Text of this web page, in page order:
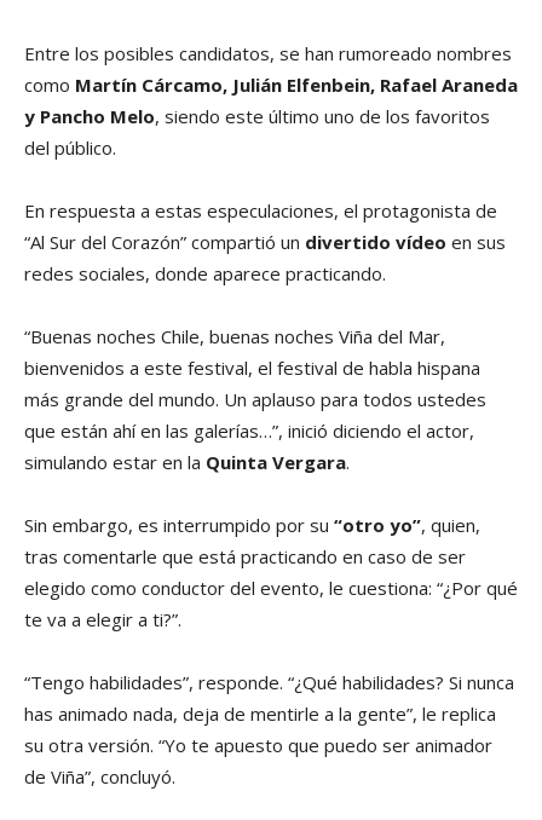
Entre los posibles candidatos, se han rumoreado nombres
como Martín Cárcamo, Julián Elfenbein, Rafael Araneda
y Pancho Melo, siendo este último uno de los favoritos
del público.
En respuesta a estas especulaciones, el protagonista de
“Al Sur del Corazón” compartió un divertido vídeo en sus
redes sociales, donde aparece practicando.
“Buenas noches Chile, buenas noches Viña del Mar,
bienvenidos a este festival, el festival de habla hispana
más grande del mundo. Un aplauso para todos ustedes
que están ahí en las galerías…”, inició diciendo el actor,
simulando estar en la Quinta Vergara.
Sin embargo, es interrumpido por su “otro yo”, quien,
tras comentarle que está practicando en caso de ser
elegido como conductor del evento, le cuestiona: “¿Por qué
te va a elegir a ti?”.
“Tengo habilidades”, responde. “¿Qué habilidades? Si nunca
has animado nada, deja de mentirle a la gente”, le replica
su otra versión. “Yo te apuesto que puedo ser animador
de Viña”, concluyó.